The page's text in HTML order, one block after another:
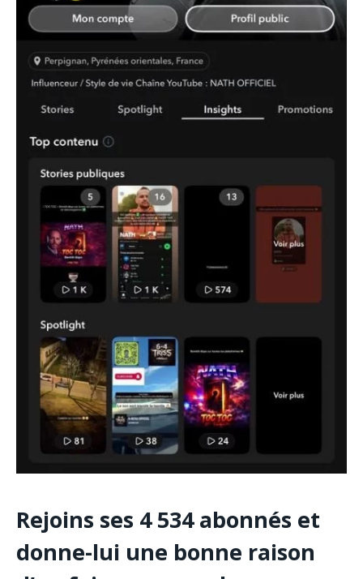
Rejoins ses 4 534 abonnés et
donne-lui une bonne raison